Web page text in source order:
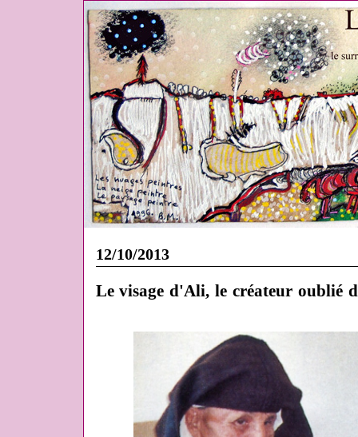
12/10/2013
Le visage d'Ali, le créateur oublié